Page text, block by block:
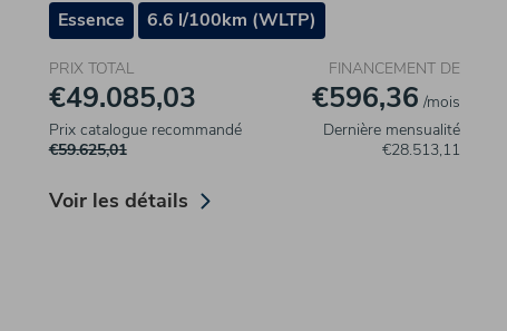
Essence 6.6 l/100km (WLTP)
PRIX TOTAL
€49.085,03
Prix catalogue recommandé
€59.625,01
FINANCEMENT DE
€596,36 /mois
Dernière mensualité
€28.513,11
Voir les détails